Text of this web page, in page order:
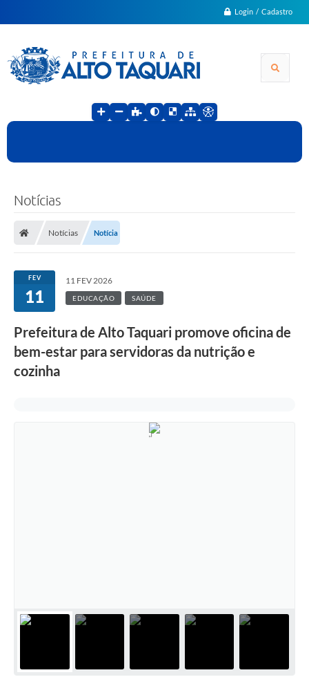
Login / Cadastro
Notícias
Notícias Notícia
FEV
11
11 FEV 2026
EDUCAÇÃO SAÚDE
Prefeitura de Alto Taquari promove oficina de
bem-estar para servidoras da nutrição e
cozinha